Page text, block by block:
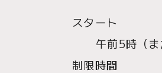
スタート
午前5時（ま
制限時間